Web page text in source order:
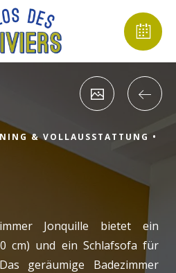
& VOLLAUSSTATTUNG •
Jonquille bietet ein
cm) und ein Schlafsofa für
geräumige Badezimmer